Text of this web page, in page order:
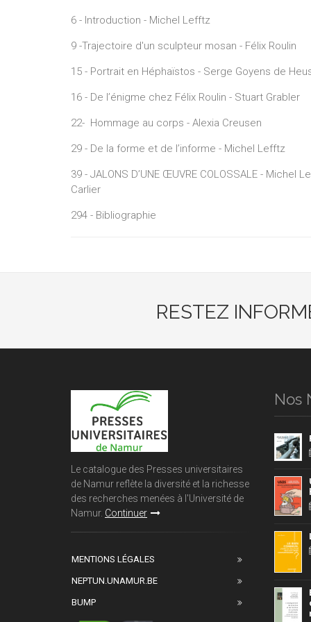
6 - Introduction - Michel Lefftz
9 -Trajectoire d'un sculpteur mosan - Félix Roulin
15 - Portrait en Héphaïstos - Serge Goyens de
16 - De l’énigme chez Félix Roulin - Stuart Grabler
22- Hommage au corps - Alexia Creusen
29 - De la forme et de l’informe - Michel Lefftz
39 - JALONS D’UNE ŒUVRE COLOSSALE -
Carlier
294 - Bibliographie
RESTEZ
Le catalogue des Presses universitaires
de Namur reflète la diversité et la richesse
des recherches menées à l'Université de
Namur. Continuer
MENTIONS LÉGALES
NEPTUN.UNAMUR.BE
BUMP
Nos